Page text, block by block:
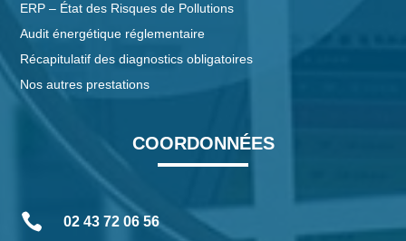
ERP – État des Risques de Pollutions
Audit énergétique réglementaire
Récapitulatif des diagnostics obligatoires
Nos autres prestations
COORDONNÉES
 02 43 72 06 56